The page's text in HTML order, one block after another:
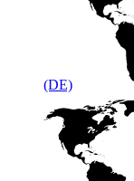
(DE)